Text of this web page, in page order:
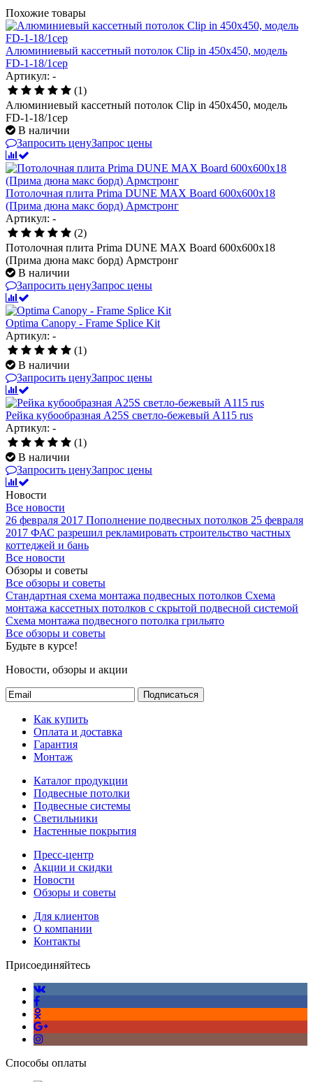
Похожие товары
Алюминиевый кассетный потолок Clip in 450х450, модель
FD-1-18/1сер
Артикул: -
(1)
Алюминиевый кассетный потолок Clip in 450х450, модель
FD-1-18/1сер
В наличии
Запросить ценуЗапрос цены
Потолочная плита Prima DUNE MAX Board 600x600x18
(Прима дюна макс борд) Армстронг
Артикул: -
(2)
Потолочная плита Prima DUNE MAX Board 600x600x18
(Прима дюна макс борд) Армстронг
В наличии
Запросить ценуЗапрос цены
Optima Canopy - Frame Splice Kit
Артикул: -
(1)
В наличии
Запросить ценуЗапрос цены
Рейка кубообразная A25S светло-бежевый А115 rus
Артикул: -
(1)
В наличии
Запросить ценуЗапрос цены
Новости
Все новости
26 февраля 2017 Пополнение подвесных потолков 25 февраля
2017 ФАС разрешил рекламировать строительство частных
коттеджей и бань
Все новости
Обзоры и советы
Все обзоры и советы
Стандартная схема монтажа подвесных потолков Схема
монтажа кассетных потолков с скрытой подвесной системой
Схема монтажа подвесного потолка грильято
Все обзоры и советы
Будьте в курсе!
Новости, обзоры и акции
Подписаться
Как купить
Оплата и доставка
Гарантия
Монтаж
Каталог продукции
Подвесные потолки
Подвесные системы
Светильники
Настенные покрытия
Пресс-центр
Акции и скидки
Новости
Обзоры и советы
Для клиентов
О компании
Контакты
Присоединяйтесь
Способы оплаты